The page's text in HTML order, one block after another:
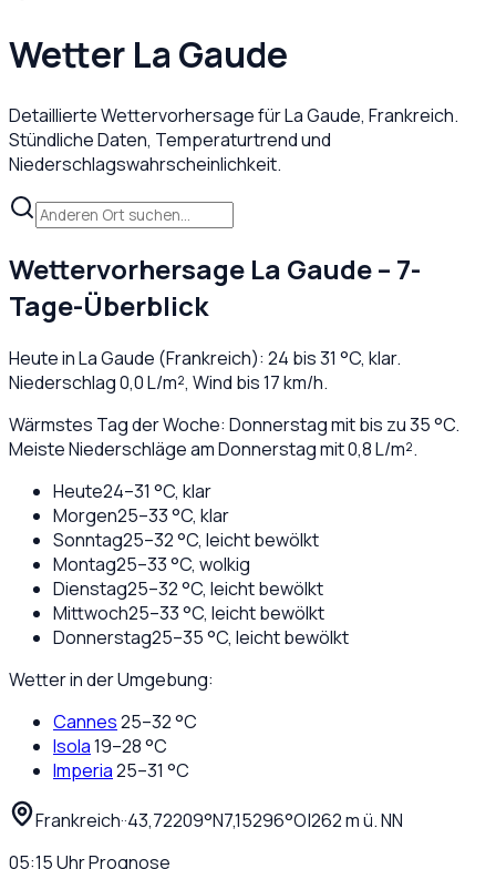
Wetter La Gaude
Detaillierte Wettervorhersage fürLa Gaude, Frankreich.
Stündliche Daten, Temperaturtrend und
Niederschlagswahrscheinlichkeit.
Wettervorhersage La Gaude– 7-
Tage-Überblick
Heute inLa Gaude (Frankreich): 24 bis31 °C, klar.
Niederschlag0,0L/m², Wind bis17km/h.
Wärmstes Tag der Woche: Donnerstag mit bis zu 35 °C.
Meiste Niederschläge am Donnerstag mit 0,8 L/m².
Heute24–31 °C, klar
Morgen25–33°C, klar
Sonntag25–32°C, leicht bewölkt
Montag25–33°C, wolkig
Dienstag25–32°C, leicht bewölkt
Mittwoch25–33°C, leicht bewölkt
Donnerstag25–35°C, leicht bewölkt
Wetter in der Umgebung:
Cannes25–32°C
Isola19–28°C
Imperia25–31 °C
Frankreich··43,72209°N7,15296°O|262m ü. NN
05:15UhrPrognose